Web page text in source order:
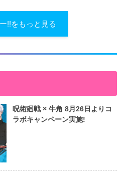
!!をもっと見る
呪術廻戦 × 牛角 8月26日よりコ
ラボキャンペーン実施!